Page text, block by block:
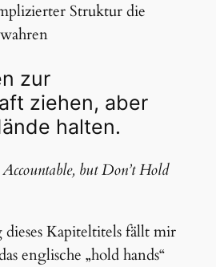
Struktur die
zur
ziehen, aber
halten.
but Don’t Hold
Kapiteltitels fällt mir
englische „hold hands“